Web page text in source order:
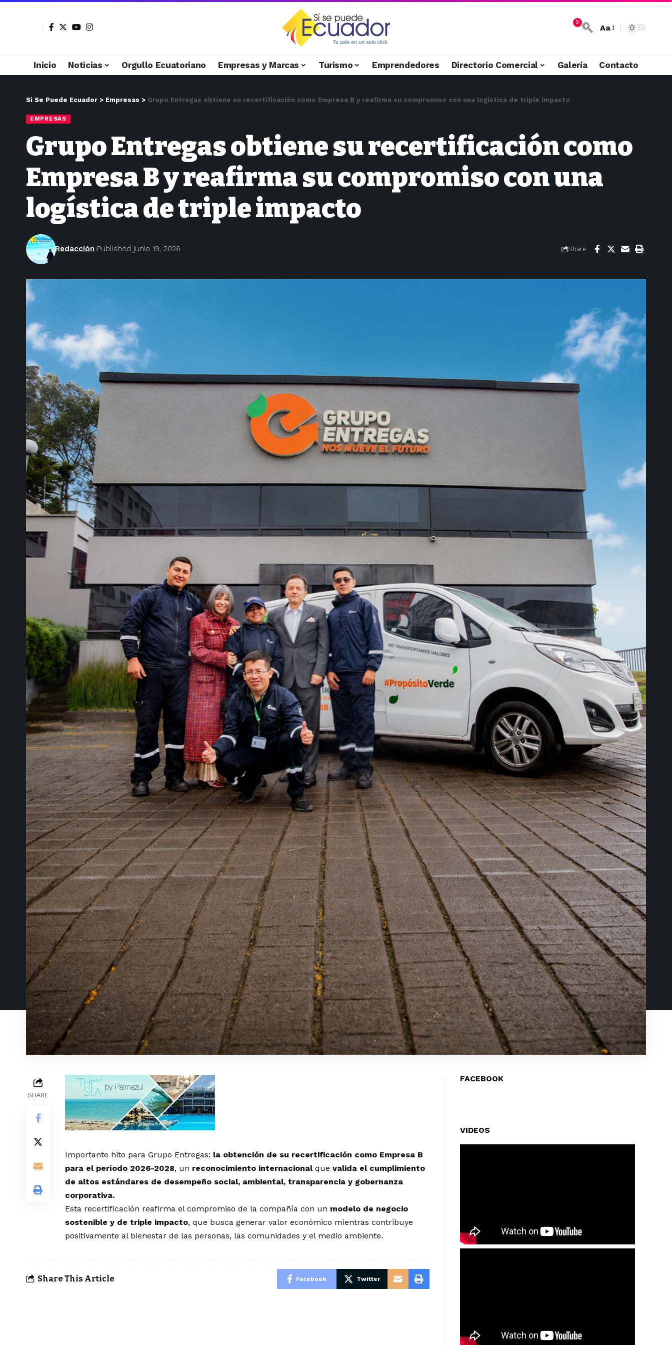
9
Aa
Inicio Noticias Orgullo Ecuatoriano Empresas y Marcas Turismo Emprendedores Directorio Comercial Galería Contacto
Si Se Puede Ecuador > Empresas > Grupo Entregas obtiene su recertificación como Empresa B y reafirma su compromiso con una logística de triple impacto
EMPRESAS
Grupo Entregas obtiene su recertificación como
Empresa B y reafirma su compromiso con una
logística de triple impacto
Redacción Published junio 19, 2026 Share
SHARE
Importante hito para Grupo Entregas: la obtención de su recertificación como Empresa B
para el período 2026-2028, un reconocimiento internacionalque valida el cumplimiento
de altos estándares de desempeño social, ambiental, transparencia y gobernanza
corporativa.
Esta recertificación reafirma el compromiso de la compañía con un modelo de negocio
sostenible y de triple impacto, que busca generar valor económico mientras contribuye
positivamente al bienestar de las personas, las comunidades y el medio ambiente.
Share This Article Facebook Twitter
FACEBOOK
VIDEOS